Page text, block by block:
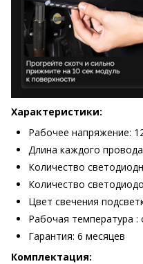
Характеристики:
Рабочее напряжение:
Длина каждого
Количество
Количество
Цвет свечения
Рабочая температура :
Гарантия: 6 месяцев
Комплектация: